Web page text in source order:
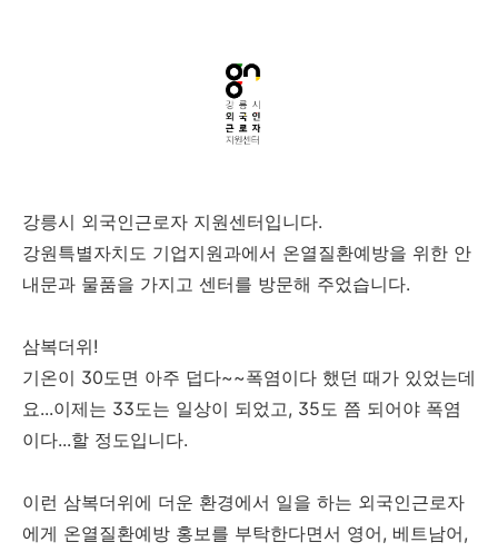
강릉시 외국인근로자 지원센터입니다.
강원특별자치도 기업지원과에서 온열질환예방을 위한 안
내문과 물품을 가지고 센터를 방문해 주었습니다.
삼복더위!
기온이 30도면 아주 덥다~~폭염이다 했던 때가 있었는데
요...이제는 33도는 일상이 되었고, 35도 쯤 되어야 폭염
이다...할 정도입니다.
이런 삼복더위에 더운 환경에서 일을 하는 외국인근로자
에게 온열질환예방 홍보를 부탁한다면서 영어, 베트남어,